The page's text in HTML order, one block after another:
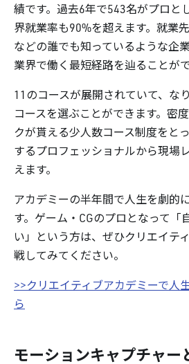
績です。過去6年で543名がプロと
界就業率も90%を超えます。就業
などの誰でも知っているような企
業界で働く最短経路を辿ることがで
11のコースが展開されていて、な
コースを選ぶことができます。密
クが貰える少人数コース制度をと
するプロフェッショナルから現場
えます。
アカデミーの半年間で人生を劇的
す。ゲーム・CGのプロとなって「
い」という方は、ぜひクリエイテ
戦してみてください。
>>クリエイティブアカデミーで人
ら
モーションキャプチャー